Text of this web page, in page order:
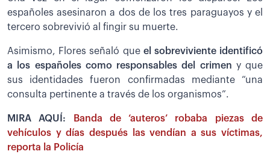
españoles asesinaron a dos de los tres paraguayos y el
tercero sobrevivió al fingir su muerte.
Asimismo, Flores señaló queel sobreviviente identificó
a los españoles como responsables del crimen y que
sus identidades fueron confirmadas mediante “una
consulta pertinente a través de los organismos”.
MIRA AQUÍ:
Banda de ‘auteros’ robaba piezas de
vehículos y días después las vendían a sus víctimas,
reporta la Policía